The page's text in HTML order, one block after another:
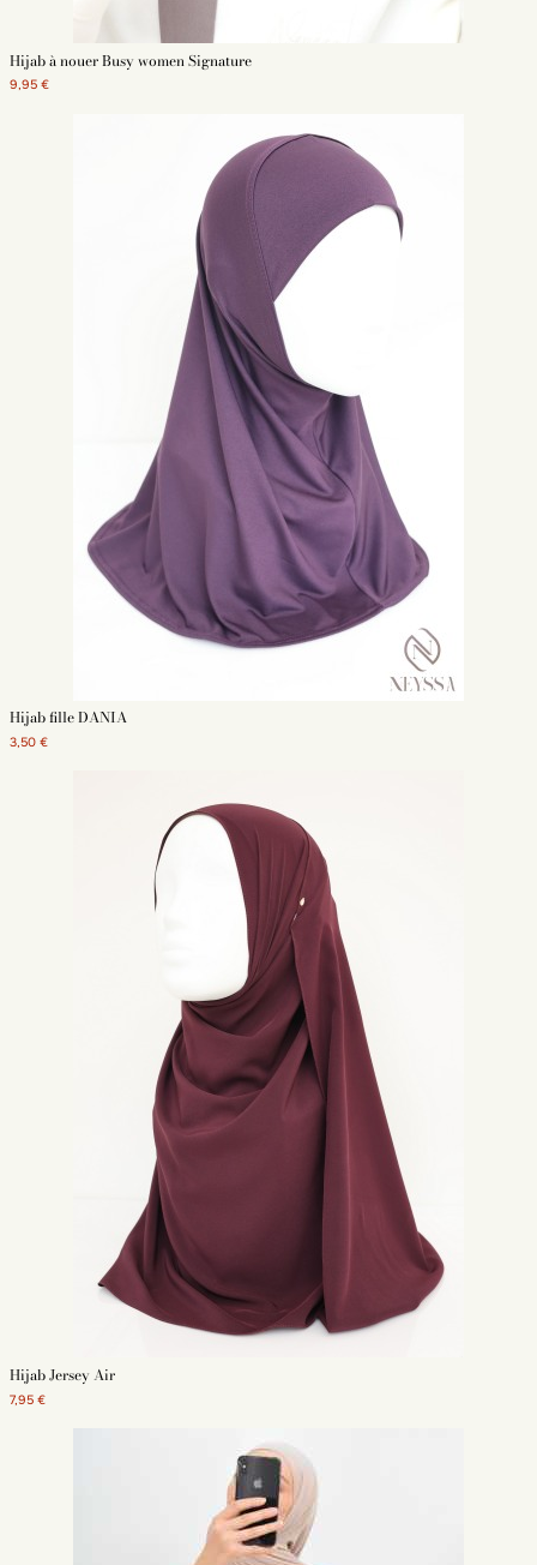
Hijab à nouer Busy women Signature
9,95 €
Hijab fille DANIA
3,50 €
Hijab Jersey Air
7,95 €